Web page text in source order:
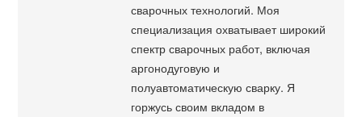
сварочных технологий. Моя
специализация охватывает широкий
спектр сварочных работ, включая
аргонодуговую и
полуавтоматическую сварку. Я
горжусь своим вкладом в